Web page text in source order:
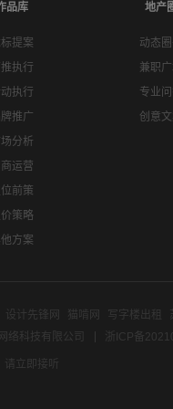
品库
提案
执行
执行
推广
分析
运营
前策
策略
方案
地产
动态
兼职
专业
创意
设计先锋网 猫啃网 写字楼出租
络科技有限公司
浙ICP备
立即接听